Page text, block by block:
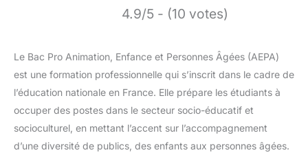
4.9/5 - (10 votes)
Le Bac Pro Animation, Enfance et Personnes Âgées (AEPA)
est une formation professionnelle qui s’inscrit dans le cadre de
l’éducation nationale en France. Elle prépare les étudiants à
occuper des postes dans le secteur socio-éducatif et
socioculturel, en mettant l’accent sur l’accompagnement
d’une diversité de publics, des enfants aux personnes âgées.